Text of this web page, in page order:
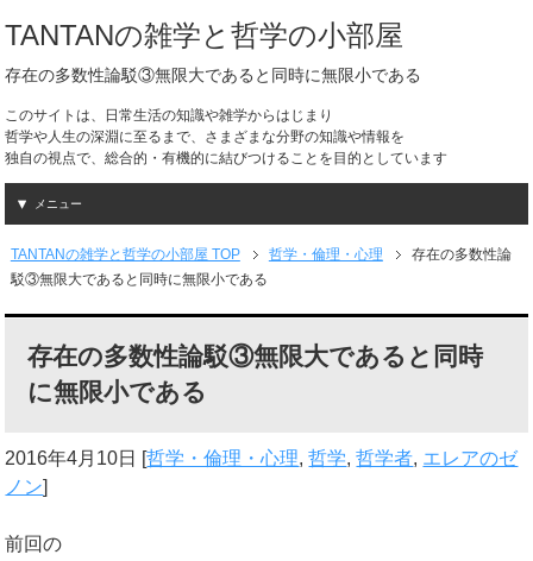
TANTANの雑学と哲学の小部屋
存在の多数性論駁③無限大であると同時に無限小である
このサイトは、日常生活の知識や雑学からはじまり
哲学や人生の深淵に至るまで、さまざまな分野の知識や情報を
独自の視点で、総合的・有機的に結びつけることを目的としています
メニュー
TANTANの雑学と哲学の小部屋 TOP 哲学・倫理・心理
存在の多数性論
駁③無限大であると同時に無限小である
存在の多数性論駁③無限大であると同時
に無限小である
2016年4月10日 [哲学・倫理・心理,哲学,哲学者, エレアのゼ
ノン]
前回の